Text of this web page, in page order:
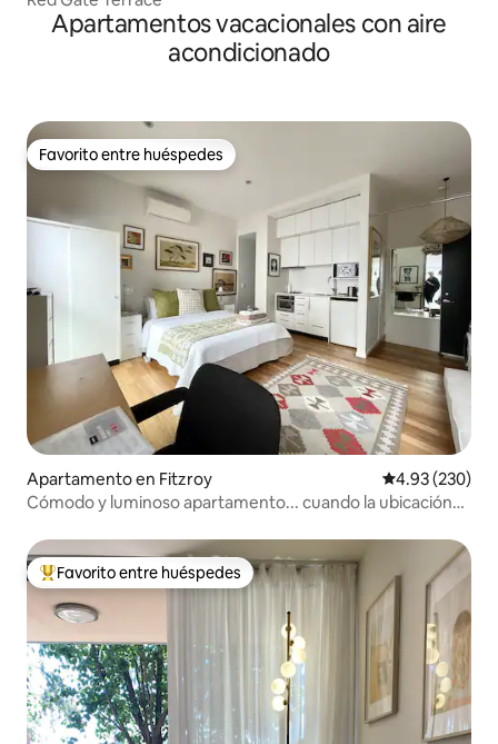
Apartamentos vacacionales con aire
acondicionado
Favorito entre huéspedes
Favorito entre huéspedes
Apartamento en Fitzroy Calificación
4.93 (230)
Cómodo y luminoso apartamento... cuando la ubicación
Favorito entre huéspedes preferido
Favorito entre huéspedes